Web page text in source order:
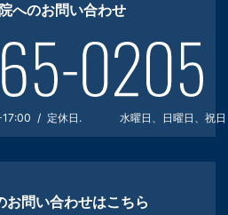
へのお問い合わせ
定休日. 水曜日、日曜日、祝日
お問い合わせはこちら